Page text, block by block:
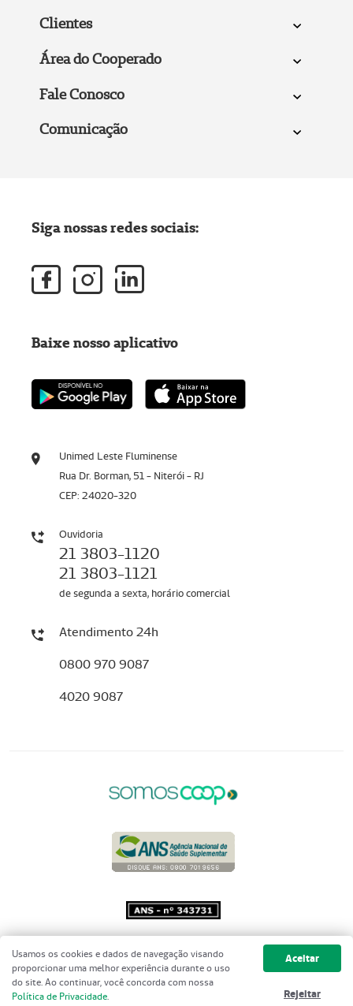
Clientes
Área do Cooperado
Fale Conosco
Comunicação
Unimed Leste Fluminense
Rua Dr. Borman, 51 - Niterói - RJ
CEP: 24020-320
Ouvidoria
21 3803-1120
21 3803-1121
de segunda a sexta, horário comercial
Atendimento 24h
0800 970 9087
4020 9087
Siga nossas redes sociais:
Baixe nosso aplicativo
Copyright 2001 - 2026 Unimed do
Brasil - Todos os direitos reservados
Usamos os cookies e dados de navegação visando
proporcionar uma melhor experiência durante o uso
do site. Ao continuar, você concorda com nossa
Política de Privacidade.
Aceitar
Rejeitar